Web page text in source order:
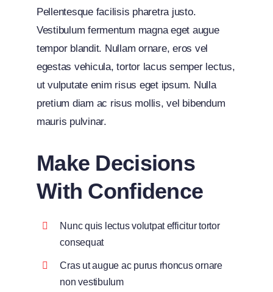
Pellentesque facilisis pharetra justo.
Vestibulum fermentum magna eget augue
tempor blandit. Nullam ornare, eros vel
egestas vehicula, tortor lacus semper lectus,
ut vulputate enim risus eget ipsum. Nulla
pretium diam ac risus mollis, vel bibendum
mauris pulvinar.
Make Decisions
With Confidence
Nunc quis lectus volutpat efficitur tortor
consequat
Cras ut augue ac purus rhoncus ornare
non vestibulum